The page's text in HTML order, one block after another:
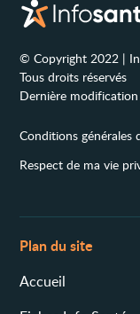
© Copyright 2022 |
Tous droits réservés
Dernière
Conditions générales
Respect de ma vie
Plan du site
Accueil